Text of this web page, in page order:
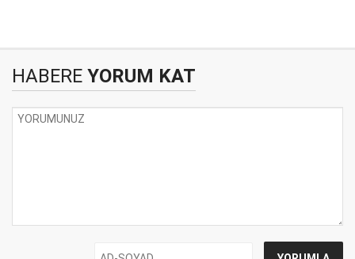
HABERE YORUM KAT